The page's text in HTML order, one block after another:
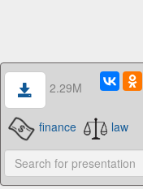
2.29M
finance law